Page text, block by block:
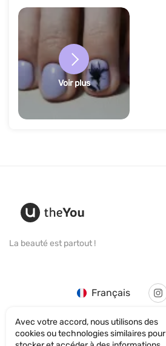
Voir plus
La beauté est partout !
Français
Avec votre accord, nous utilisons des
cookies ou technologies similaires pour